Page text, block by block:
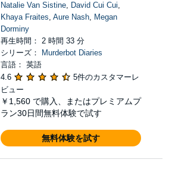
Natalie Van Sistine, David Cui Cui,
Khaya Fraites, Aure Nash, Megan
Dorminy
再生時間： 2 時間 33 分
シリーズ：
Murderbot Diaries
言語： 英語
4.6
5件のカスタマーレ
ビュー
￥1,560 で購入、またはプレミアムプ
ラン30日間無料体験で試す
無料体験を試す